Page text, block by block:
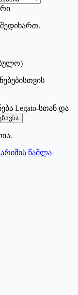
შედიხართ.
Legato-სთან და
წაშლა